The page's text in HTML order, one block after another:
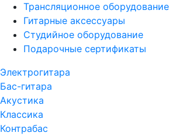
Трансляционное оборудование
Гитарные аксессуары
Студийное оборудование
Подарочные сертификаты
Электрогитара
Бас-гитара
Акустика
Классика
Контрабас